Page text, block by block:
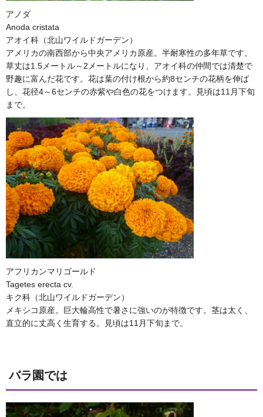
アノダ
Anoda cristata
アオイ科（北山ワイルドガーデン）
アメリカの南西部から中央アメリカ原産。半耐寒性の多年草です。
草丈は1.5メートル～2メートルになり、アオイ科の仲間では清楚で
野趣に富んだ花です。花は葉の付け根から約8センチの花柄を伸ば
し、花径4～6センチの赤紫や白色の花をつけます。見頃は11月下旬
まで。
アフリカンマリゴールド
Tagetes erecta cv.
キク科（北山ワイルドガーデン）
メキシコ原産。巨大輪高性で暑さに強いのが特徴です。茎は太く、
直立的に丈高く生育する。見頃は11月下旬まで。
バラ園では